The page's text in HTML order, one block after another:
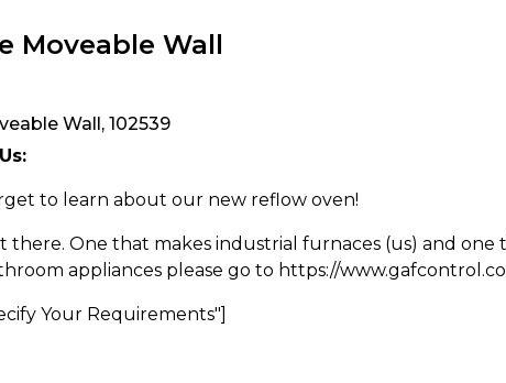
Moveable Wall
Wall, 102539
to learn about our new reflow oven!
there. One that makes industrial furnaces (us) and
appliances please go to https://
Your Requirements"]